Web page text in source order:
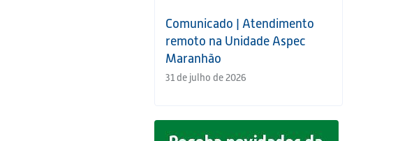
Comunicado | Atendimento
remoto na Unidade Aspec
Maranhão
31 de julho de 2026